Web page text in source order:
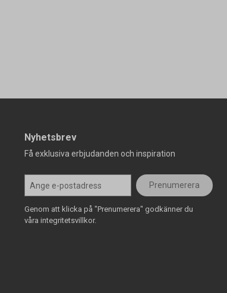
Nyhetsbrev
Få exklusiva erbjudanden och inspiration
Prenumerera
Genom att klicka på "Prenumerera" godkänner du
våra integritetsvillkor.